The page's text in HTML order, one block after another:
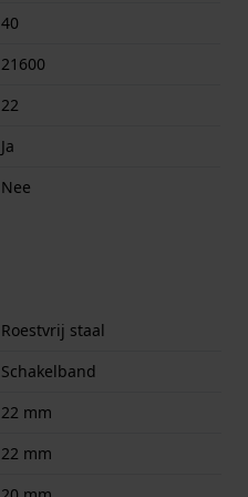
40
21600
22
Ja
Nee
Roestvrij staal
Schakelband
22 mm
22 mm